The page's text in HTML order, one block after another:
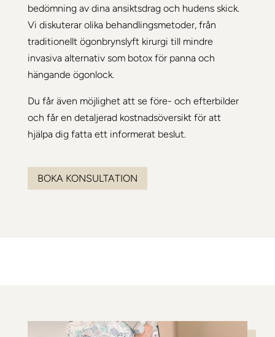
bedömning av dina ansiktsdrag och hudens skick.
Vi diskuterar olika behandlingsmetoder, från
traditionellt ögonbrynslyft kirurgi till mindre
invasiva alternativ som botox för panna och
hängande ögonlock.
Du får även möjlighet att se före- och efterbilder
och får en detaljerad kostnadsöversikt för att
hjälpa dig fatta ett informerat beslut.
BOKA KONSULTATION